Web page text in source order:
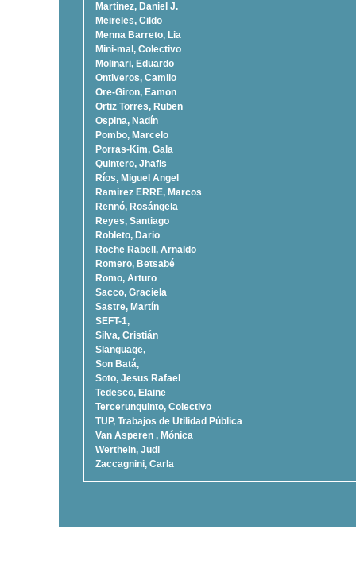
Martinez, Daniel J.
Meireles, Cildo
Menna Barreto, Lia
Mini-mal, Colectivo
Molinari, Eduardo
Ontiveros, Camilo
Ore-Giron, Eamon
Ortiz Torres, Ruben
Ospina, Nadí­n
Pombo, Marcelo
Porras-Kim, Gala
Quintero, Jhafis
Rí­os, Miguel Angel
Ramirez ERRE, Marcos
Rennó, Rosángela
Reyes, Santiago
Robleto, Dario
Roche Rabell, Arnaldo
Romero, Betsabé
Romo, Arturo
Sacco, Graciela
Sastre, Martí­n
SEFT-1,
Silva, Cristián
Slanguage,
Son Batá,
Soto, Jesus Rafael
Tedesco, Elaine
Tercerunquinto, Colectivo
TUP, Trabajos de Utilidad Pública
Van Asperen , Mónica
Werthein, Judi
Zaccagnini, Carla